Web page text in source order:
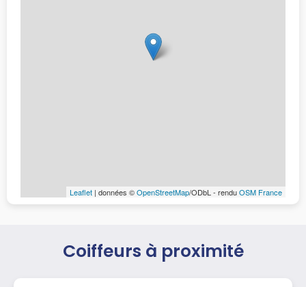
Leaflet | données ©OpenStreetMap/ODbL - renduOSM France
Coiffeurs à proximité